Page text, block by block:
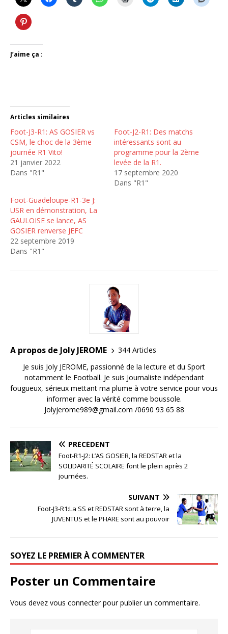
J’aime ça :
Articles similaires
Foot-J3-R1: AS GOSIER vs
CSM, le choc de la 3ème
journée R1 Vito!
21 janvier 2022
Dans "R1"
Foot-J2-R1: Des matchs
intéressants sont au
programme pour la 2ème
levée de la R1.
17 septembre 2020
Dans "R1"
Foot-Guadeloupe-R1-3e J:
USR en démonstration, La
GAULOISE se lance, AS
GOSIER renverse JEFC
22 septembre 2019
Dans "R1"
A propos de Joly JEROME
344 Articles
Je suis Joly JEROME, passionné de la lecture et du Sport
notamment le Football. Je suis Journaliste indépendant
fougueux, sérieux mettant ma plume à votre service pour vous
informer avec la vérité comme boussole.
Jolyjerome989@gmail.com /0690 93 65 88
PRÉCÉDENT
Foot-R1-J2: L’AS GOSIER, la REDSTAR et la
SOLIDARITÉ SCOLAIRE font le plein après 2
journées.
SUIVANT
Foot-J3-R1:La SS et REDSTAR sont à terre, la
JUVENTUS et le PHARE sont au pouvoir
SOYEZ LE PREMIER À COMMENTER
Poster un Commentaire
Vous devez vous connecterpour publier un commentaire.